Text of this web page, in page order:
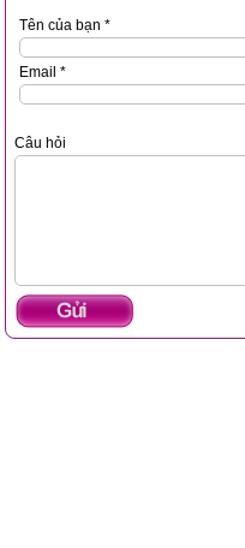
Tên của bạn *
Email *
Câu hỏi